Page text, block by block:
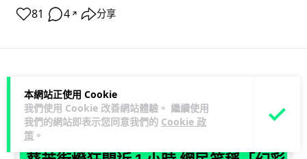
本網站正使用 Cookie
我們使用 Cookie 改善網站體驗。 繼續使用
我們的網站即表示您同意我們的 Cookie 政
策 。
81 4 ↗ 分享
Lawton 1 日